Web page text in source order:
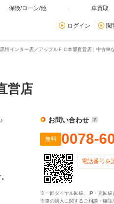
保険/ローン/他 車買取
ログイン 閲
埼インター店／アップルＦＣ本部直営店 | 中古車
営店
お問い合わせ
無料 0078-
電話番号を
※一部ダイヤル回線、IP・光回線
※車の購入に関するご相談・確認